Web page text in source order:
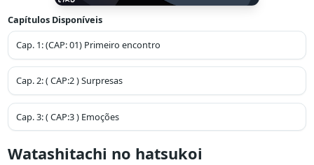
Capítulos Disponíveis
Cap. 1:(CAP: 01) Primeiro encontro
Cap.2:( CAP:2 ) Surpresas
Cap.3:( CAP:3 ) Emoções
Watashitachi no hatsukoi